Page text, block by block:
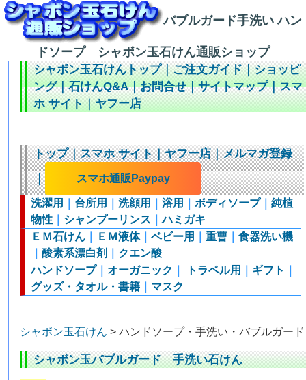
バブルガード手洗い ハン
ドソープ シャボン玉石けん通販ショップ
シャボン玉石けんトップ｜ご注文ガイド｜ショッピ
ング｜石けんQ&A｜お問合せ｜サイトマップ｜スマ
ホ サイト｜ヤフー店
トップ｜スマホ サイト｜ヤフー店｜メルマガ登録
｜
スマホ通販Paypay
洗濯用 台所用 ｜洗顔用 ｜浴用 ｜ボディソープ｜純植
物性
シャンプーリンス ｜ハミガキ
ＥＭ石けん
ＥＭ液体｜ベビー用 ｜重曹 ｜食器洗い機
｜酸素系漂白剤
クエン酸
ハンドソープ｜オーガニック トラベル用 ギフト
グッズ・タオル・書籍
マスク
シャボン玉石けん > ハンドソープ・手洗い・バブルガード
シャボン玉バブルガード 手洗い石けん